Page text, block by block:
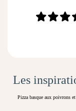
Les
Pizza basque aux poivrons